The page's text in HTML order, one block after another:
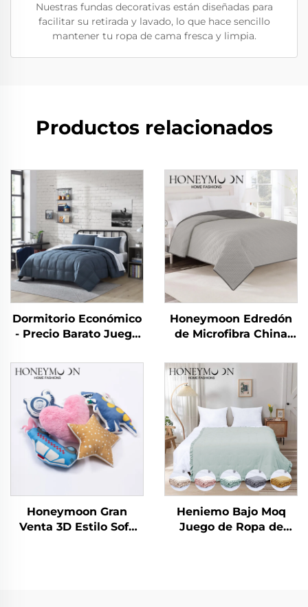
Nuestras fundas decorativas están diseñadas para
facilitar su retirada y lavado, lo que hace sencillo
mantener tu ropa de cama fresca y limpia.
Productos relacionados
Dormitorio Económico
- Precio Barato Juego
Hogar Uso en
Dormitorio
Honeymoon Edredón
de Microfibra China
Sábanas Colcha y
Cubrecamas
Honeymoon Gran
Venta 3D Estilo Sofá
Heniemo Bajo Moq
Juego de Ropa de